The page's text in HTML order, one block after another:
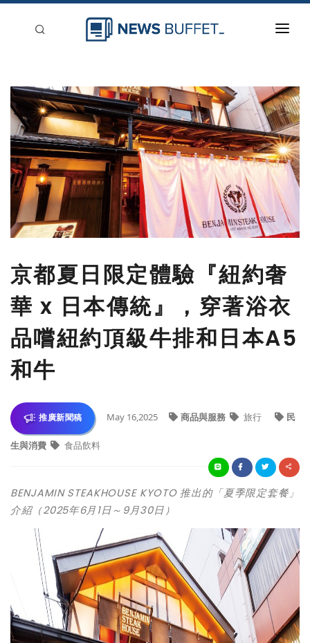
新聞稿分類
登入
刊登
京都夏日限定體驗『紐約奢
華 x 日本傳統』，穿著浴衣
品嚐紐約頂級牛排和日本A5
和牛
推廣新聞稿 May 16,2025 商品與服務 旅行 民
生與消費 食品飲料
BENJAMIN STEAKHOUSE KYOTO 推出的「夏季限定套餐」
介紹（2025年6月1日～9月30日）